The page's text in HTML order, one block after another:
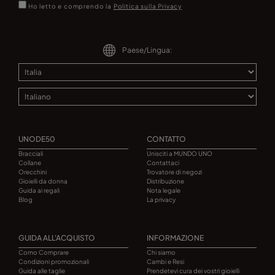
Ho letto e comprendo la Politica sulla Privacy
Paese/Lingua:
UNODE50
Bracciali
Collane
Orecchini
Gioielli da donna
Guida ai regali
Blog
CONTATTO
Unisciti a MUNDO UNO
Contattaci
Trovatore di negozi
Distribuzione
Nota legale
La privacy
GUIDA ALL'ACQUISTO
Como Comprare
Condizioni promozionali
Guida alle taglie
INFORMAZIONE
Chi siamo
Cambi e Resi
Prendetevi cura dei vostri gioielli